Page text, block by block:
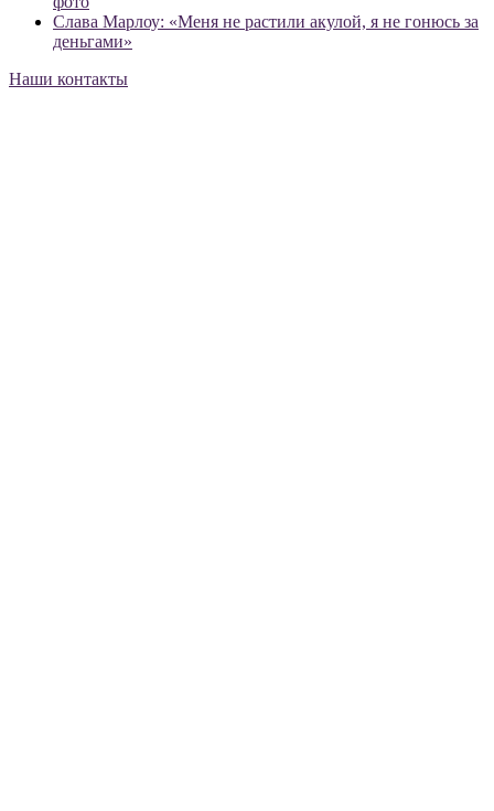
Слава Марлоу: «Меня не растили акулой, я не гонюсь за
деньгами»
Наши контакты